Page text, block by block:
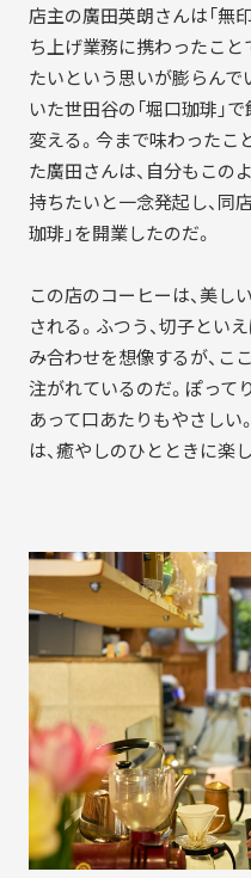
店主の廣田英朗さんは「無
ち上げ業務に携わったこと
たいという思いが膨らんで
いた世田谷の「堀口珈琲」
変える。今まで味わった
た廣田さんは、自分もこの
持ちたいと一念発起し、同
珈琲」を開業したのだ。
この店のコーヒーは、美し
される。ふつう、切子とい
み合わせを想像するが、こ
注がれているのだ。ぽって
あって口あたりもやさし
は、癒やしのひとときに楽